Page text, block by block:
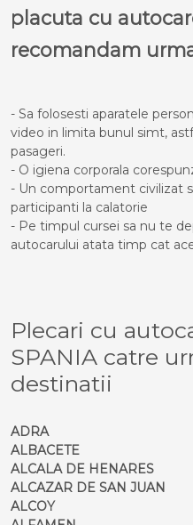
placuta cu
recomandam
- Sa folosesti aparatele
video in limita bunul simt,
pasageri.
- O igiena corporala
- Un comportament civilizat
participanti la calatorie
- Pe timpul cursei sa nu te
autocarului atata timp cat
Plecari cu
SPANIA catre
destinatii
ADRA
ALBACETE
ALCALA DE HENARES
ALCAZAR DE SAN JUAN
ALCOY